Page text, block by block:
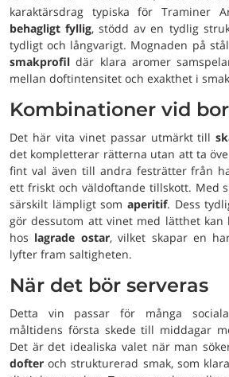
karaktärsdrag typiska för Traminer
behagligt fyllig, stödd av en tydlig
tydligt och långvarigt. Mognaden på
smakprofil där klara aromer
mellan doftintensitet och exakthet i
Kombinationer vid
Det här vita vinet passar utmärkt till
det kompletterar rätterna utan att ta
fint val även till andra festrätter från
ett friskt och väldoftande tillskott. Med
särskilt lämpligt som aperitif. Dess
gör dessutom att vinet med lätthet
hos lagrade ostar, vilket skapar en
lyfter fram saltigheten.
När det bör serveras
Detta vin passar för många
måltidens första skede till middagar
Det är det idealiska valet när man
dofter och strukturerad smak, som